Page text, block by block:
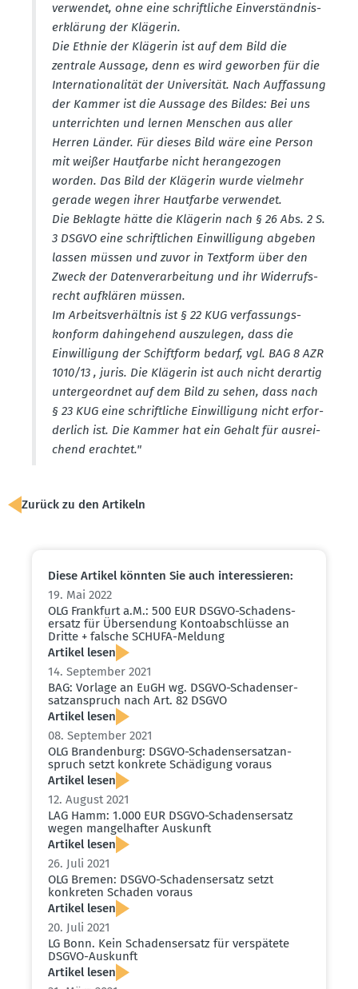
verwendet, ohne eine schrift­liche Einver­ständ­nis­
er­klärung der Klägerin.
Die Ethnie der Klägerin ist auf dem Bild die
zentrale Aussage, denn es wird geworben für die
Inter­na­tio­na­lität der Univer­sität. Nach Auffassung
der Kammer ist die Aussage des Bildes: Bei uns
unter­richten und lernen Menschen aus aller
Herren Länder. Für dieses Bild wäre eine Person
mit weißer Hautfarbe nicht heran­ge­zogen
worden. Das Bild der Klägerin wurde vielmehr
gerade wegen ihrer Hautfarbe verwendet.
Die Beklagte hätte die Klägerin nach § 26 Abs. 2 S.
3 DSGVO eine schrift­lichen Einwil­ligung abgeben
lassen müssen und zuvor in Textform über den
Zweck der Daten­ver­ar­beitung und ihr Wider­rufs­
recht aufklären müssen.
Im Arbeits­ver­hältnis ist § 22 KUG verfas­sungs­
konform dahin­gehend auszu­legen, dass die
Einwil­ligung der Schiftform bedarf, vgl. BAG 8 AZR
1010/13 , juris. Die Klägerin ist auch nicht derartig
unter­ge­ordnet auf dem Bild zu sehen, dass nach
§ 23 KUG eine schrift­liche Einwil­ligung nicht erfor­
derlich ist. Die Kammer hat ein Gehalt für ausrei­
chend erachtet."
Zurück zu den Artikeln
Diese Artikel könnten Sie auch inter­es­sieren:
19. Mai 2022
OLG Frankfurt a.M.: 500 EUR DSGVO-Schadens­
ersatz für Übersendung Konto­ab­schlüsse an
Dritte + falsche SCHUFA-Meldung
Artikel lesen
14. September 2021
BAG: Vorlage an EuGH wg. DSGVO-Schadens­er­
satz­an­spruch nach Art. 82 DSGVO
Artikel lesen
08. September 2021
OLG Brandenburg: DSGVO-Schadens­er­satz­an­
spruch setzt konkrete Schädigung voraus
Artikel lesen
12. August 2021
LAG Hamm: 1.000 EUR DSGVO-Schadens­ersatz
wegen mangel­hafter Auskunft
Artikel lesen
26. Juli 2021
OLG Bremen: DSGVO-Schadens­ersatz setzt
konkreten Schaden voraus
Artikel lesen
20. Juli 2021
LG Bonn. Kein Schadens­ersatz für verspätete
DSGVO-Auskunft
Artikel lesen